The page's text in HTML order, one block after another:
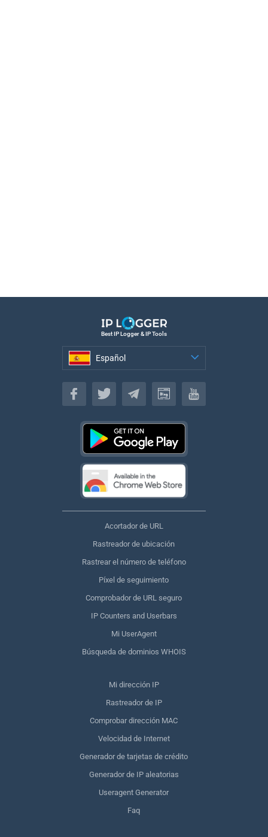
Best IP Logger & IP Tools
Español
Español
Acortador de URL
Rastreador de ubicación
Rastrear el número de teléfono
Píxel de seguimiento
Comprobador de URL seguro
IP Counters and Userbars
Mi UserAgent
Búsqueda de dominios WHOIS
Mi dirección IP
Rastreador de IP
Comprobar dirección MAC
Velocidad de Internet
Generador de tarjetas de crédito
Generador de IP aleatorias
Useragent Generator
Faq